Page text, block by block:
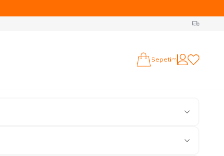
SepetimHesabım
Favorilerim